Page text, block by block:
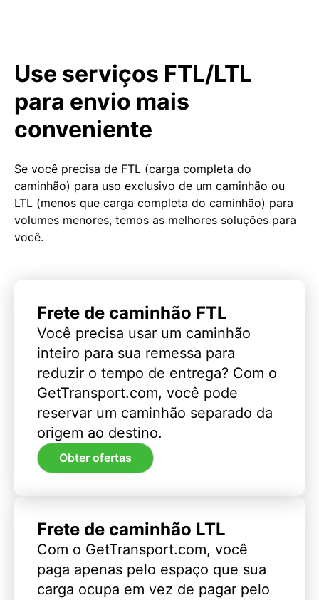
Use serviços FTL/LTL
para envio mais
conveniente
Se você precisa de FTL (carga completa do
caminhão) para uso exclusivo de um caminhão ou
LTL (menos que carga completa do caminhão) para
volumes menores, temos as melhores soluções para
você.
Frete de caminhão FTL
Você precisa usar um caminhão
inteiro para sua remessa para
reduzir o tempo de entrega? Com o
GetTransport.com, você pode
reservar um caminhão separado da
origem ao destino.
Obter ofertas
Frete de caminhão LTL
Com o GetTransport.com, você
paga apenas pelo espaço que sua
carga ocupa em vez de pagar pelo